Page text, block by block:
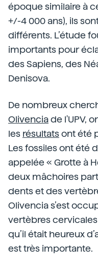
époque similaire à
+/-4 000 ans), ils
différents. L’étude
importants pour
des Sapiens, des
Denisova.
De nombreux
Olivenciade l'UPV,
les résultatsont été
Les fossiles ont été
appelée « Grotte à
deux mâchoires
dents et des
Olivencia s’est
vertèbres
qu’il était heureux
est très importante.